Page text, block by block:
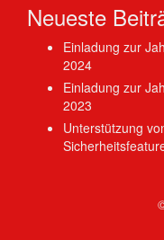
Neueste
Einladung zur
2024
Einladung zur
2023
Unterstützung